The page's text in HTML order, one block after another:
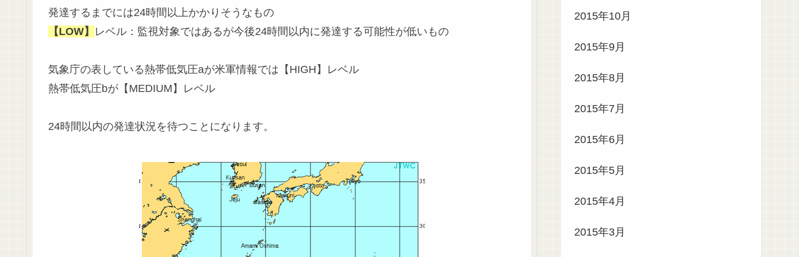
発達するまでには24時間以上かかりそうなもの
【LOW】 レベル：監視対象ではあるが今後24時間以内に発達する可能性が低いもの
気象庁の表している熱帯低気圧aが米軍情報では【HIGH】レベル
熱帯低気圧bが【MEDIUM】レベル
24時間以内の発達状況を待つことになります。
2015年10月
2015年9月
2015年8月
2015年7月
2015年6月
2015年5月
2015年4月
2015年3月